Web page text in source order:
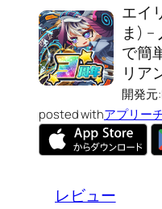
エイ
ま) –
で簡
リア
開発元:
posted withアプリー
レビュー